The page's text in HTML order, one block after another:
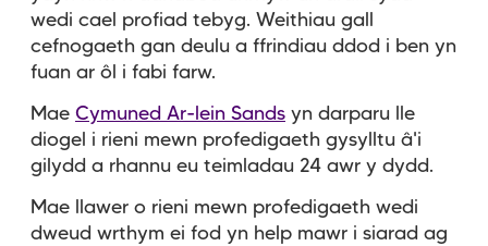
wedi cael profiad tebyg. Weithiau gall
cefnogaeth gan deulu a ffrindiau ddod i ben yn
fuan ar ôl i fabi farw.
Mae Cymuned Ar-lein Sands yn darparu lle
diogel i rieni mewn profedigaeth gysylltu â'i
gilydd a rhannu eu teimladau 24 awr y dydd.
Mae llawer o rieni mewn profedigaeth wedi
dweud wrthym ei fod yn help mawr i siarad ag